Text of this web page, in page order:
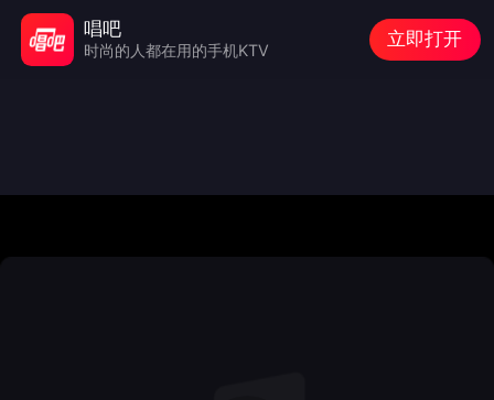
唱吧
时尚的人都在用的手机KTV
立即打开